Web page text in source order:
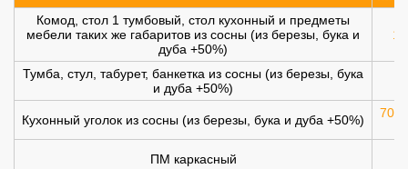
Комод, стол 1 тумбовый, стол кухонный и предметы
мебели таких же габаритов из сосны (из березы, бука и
дуба +50%)
Тумба, стул, табурет, банкетка из сосны (из березы, бука
и дуба +50%)
Кухонный уголок из сосны (из березы, бука и дуба +50%) 700
ПМ каркасный